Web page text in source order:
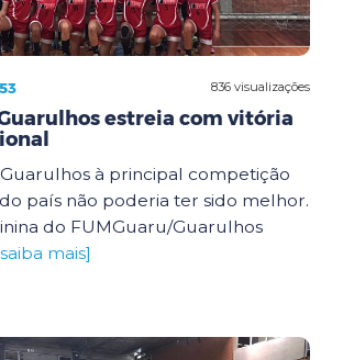
836 visualizações
estreia com vitória
à principal competição
país não poderia ter sido melhor.
do FUMGuaru/Guarulhos
mais]